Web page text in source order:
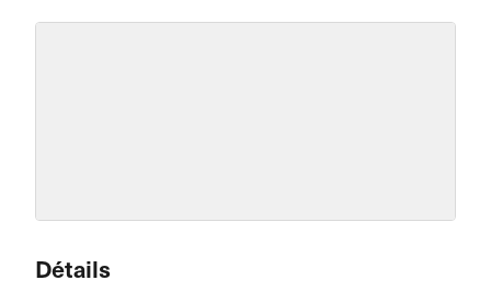
Détails